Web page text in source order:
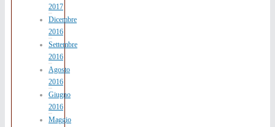
2017
Dicembre
2016
Settembre
2016
Agosto
2016
Giugno
2016
Maggio